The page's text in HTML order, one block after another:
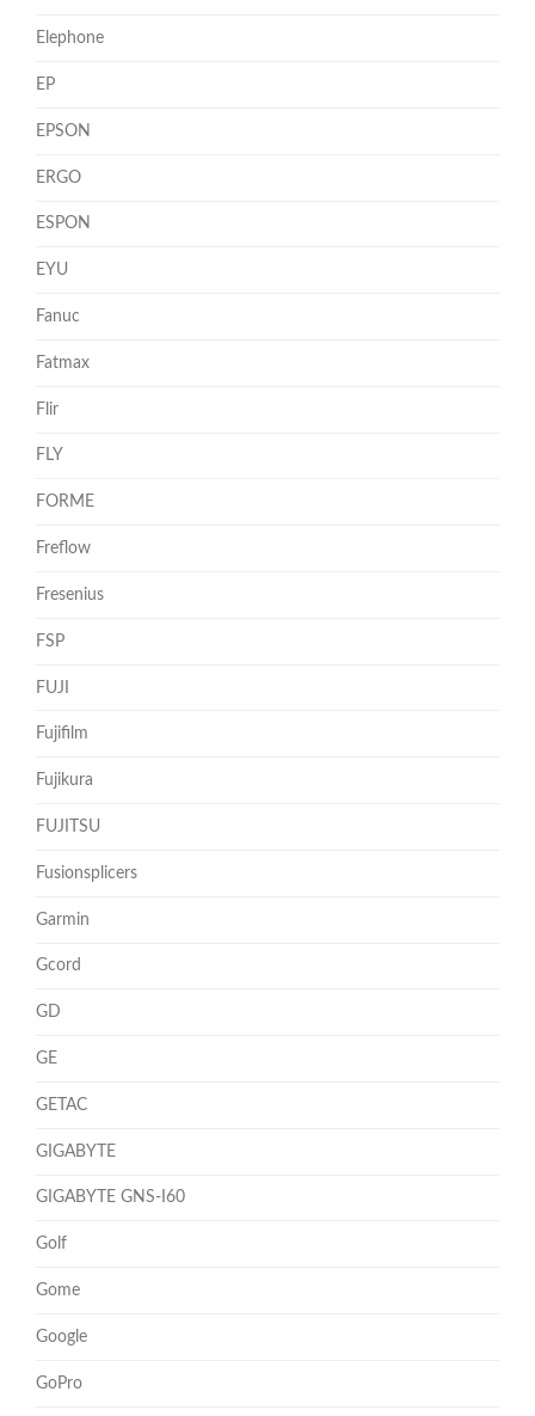
Elephone
EP
EPSON
ERGO
ESPON
EYU
Fanuc
Fatmax
Flir
FLY
FORME
Freflow
Fresenius
FSP
FUJI
Fujifilm
Fujikura
FUJITSU
Fusionsplicers
Garmin
Gcord
GD
GE
GETAC
GIGABYTE
GIGABYTE GNS-I60
Golf
Gome
Google
GoPro